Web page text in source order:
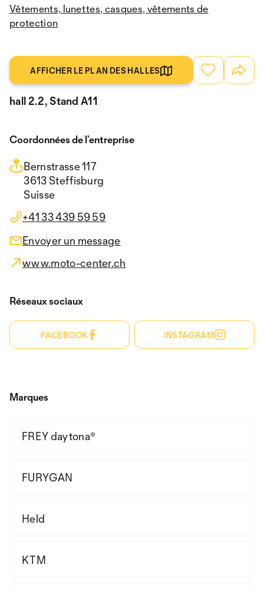
Vêtements, lunettes, casques, vêtements de
protection
AFFICHER LE PLAN DES HALLES
hall 2.2, Stand A11
Coordonnées de l’entreprise
Bernstrasse 117
3613 Steffisburg
Suisse
+41 33 439 59 59
Envoyer un message
www.moto-center.ch
Réseaux sociaux
FACEBOOK INSTAGRAM
Marques
FREY daytona®
FURYGAN
Held
KTM